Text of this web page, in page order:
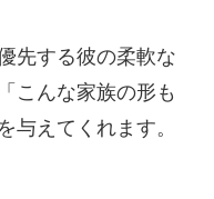
先する彼の柔軟な
こんな家族の形も
与えてくれます。